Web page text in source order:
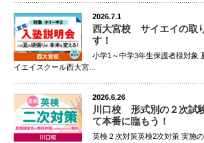
2026.7.1
西大宮校 サイエイの取
す！
小学1～中学3年生保護者様対象
イエイスクール西大宮...
2026.6.26
川口校 形式別の２次試
て本番に臨もう！
英検２次対策英検2次対策 実施